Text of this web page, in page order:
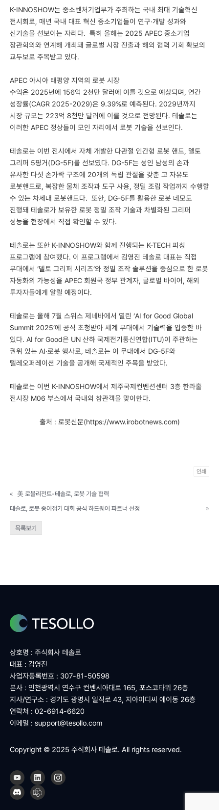
K-INNOSHOW는 중소벤처기업부가 주최하는 국내 최대 기술혁신
전시회로, 매년 국내 대표 혁신 중소기업들이 연구·개발 성과와
신기술을 선보이는 자리다. 특히 올해는 2025 APEC 중소기업
장관회의와 연계해 개최돼 글로벌 시장 진출과 해외 협력 기회 확보의
교두보로 주목받고 있다.
APEC 아시아 태평양 지역의 로봇 시장
수익은 2025년에 156억 2천만 달러에 이를 것으로 예상되며, 연간
성장률(CAGR 2025-2029)은 9.39%로 예측된다. 2029년까지
시장 규모는 223억 8천만 달러에 이를 것으로 전망된다. 테솔로는
이러한 APEC 정상들이 모인 자리에서 로봇 기술을 선보인다.
테솔로는 이번 전시에서 자체 개발한 다관절 인간형 로봇 핸드, 델토
그리퍼 5핑거(DG-5F)를 선보였다. DG-5F는 성인 남성의 손과
유사한 다섯 손가락 구조에 20개의 독립 관절을 갖춘 고 자유도
로봇핸드로, 복잡한 물체 조작과 도구 사용, 정밀 조립 작업까지 수행할
수 있는 차세대 로봇핸드다. 또한, DG-5F를 활용한 로봇 데모도
진행돼 테솔로가 보유한 로봇 정밀 조작 기술과 차별화된 그리퍼
성능을 현장에서 직접 확인할 수 있다.
테솔로는 또한 K-INNOSHOW와 함께 진행되는 K-TECH 피칭
프로그램에 참여했다. 이 프로그램에서 김영진 테솔로 대표는 직접
무대에서 ‘델토 그리퍼 시리즈’와 정밀 조작 솔루션을 중심으로 한 로봇
자동화의 가능성을 APEC 회원국 정부 관계자, 글로벌 바이어, 해외
투자자들에게 알릴 예정이다.
테솔로는 올해 7월 스위스 제네바에서 열린 ‘AI for Good Global
Summit 2025’에 공식 초청받아 세계 무대에서 기술력을 입증한 바
있다. AI for Good은 UN 산하 국제전기통신연합(ITU)이 주관하는
권위 있는 AI·로봇 행사로, 테솔로는 이 무대에서 DG-5F와
텔레오퍼레이션 기술을 공개해 국제적인 주목을 받았다.
테솔로는 이번 K-INNOSHOW에서 제주국제컨벤션센터 3층 한라홀
전시장 M06 부스에서 국내외 참관객을 맞이한다.
출처 : 로봇신문(https://www.irobotnews.com)
인쇄
«
美 로볼리전트-테솔로, 로봇 기술 협력
테솔로, 로봇 종이접기 대회 공식 하드웨어 파트너 선정
»
목록보기
상호명 : 주식회사 테솔로
대표 : 김영진
사업자등록번호 : 307-81-50598
본사 : 인천광역시 연수구 컨벤시아대로 165, 포스코타워 26층
지사/연구소 : 경기도 광명시 일직로 43, 지아이디씨 에이동 26층
연락처 : 02-6914-6620
이메일 : support@tesollo.com
Copyright © 2025 주식회사 테솔로. All rights reserved.